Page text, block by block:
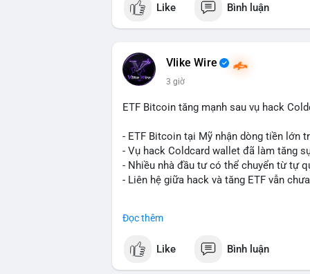
dụng giá trị giảm để bù đắp biến động.
- Cơ quan quản lý Hồng Kông bắt đầu
- Tòa án Nga công nhận crypto là tài
dân sự.
- Trump hy vọng ký luật cơ cấu thị
Ethereum.
lương bằng BTC.
#binancesquare #cryptonews #btc #eth
📰 Nguồn: Decrypt
Like Bình luận
Vlike Wire
3 giờ
ETF Bitcoin tăng mạnh sau vụ hack
- ETF Bitcoin tại Mỹ nhận dòng tiền lớn
- Vụ hack Coldcard wallet đã làm tăng
- Nhiều nhà đầu tư có thể chuyển từ tự
- Liên hệ giữa hack và tăng ETF vẫn
#vlikevn #titanbot
Đọc thêm
Like Bình luận